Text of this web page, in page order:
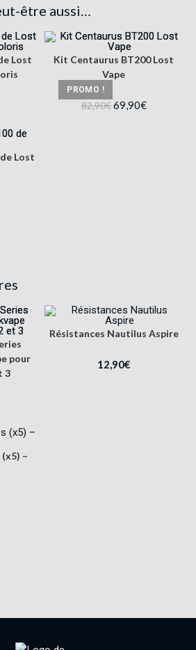
être aussi…
Lost
PROMO !
Kit Centaurus BT200 Lost
Vape
82,90€69,90€
Lost
pour
3
Résistances Nautilus Aspire
12,90€
–